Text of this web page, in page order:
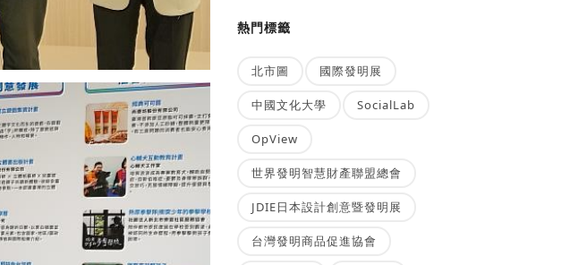
熱門標籤
北市圖 國際發明展
中國文化大學 SocialLab
OpView
世界發明智慧財產聯盟總會
JDIE日本設計創意暨發明展
台灣發明商品促進協會